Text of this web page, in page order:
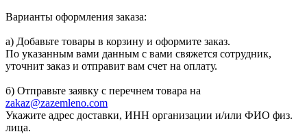
Варианты оформления заказа:
а) Добавьте товары в корзину и оформите заказ.
По указанным вами данным с вами свяжется сотрудник,
уточнит заказ и отправит вам счет на оплату.
б) Отправьте заявку с перечнем товара на
zakaz@zazemleno.com
Укажите адрес доставки, ИНН организации и/или ФИО физ.
лица.